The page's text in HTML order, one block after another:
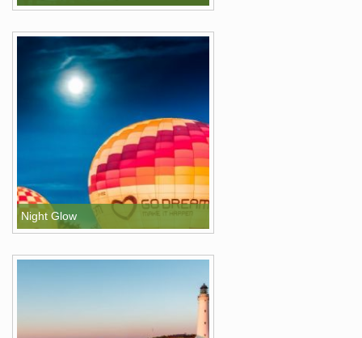
Night Glow